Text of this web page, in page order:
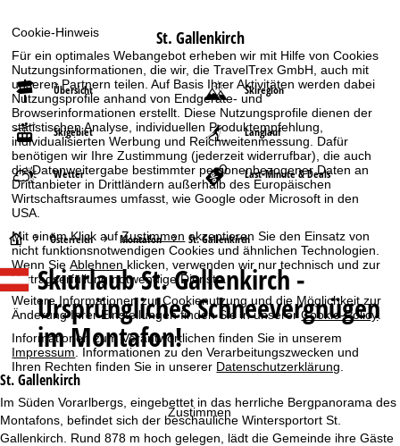
Cookie-Hinweis
Für ein optimales Webangebot erheben wir mit Hilfe von Cookies
Nutzungsinformationen, die wir, die TravelTrex GmbH, auch mit
unseren Partnern teilen. Auf Basis Ihrer Aktivitäten werden dabei
Nutzungsprofile anhand von Endgeräte- und
Browserinformationen erstellt. Diese Nutzungsprofile dienen der
statistischen Analyse, individuellen Produktempfehlung,
individualisierten Werbung und Reichweitenmessung. Dafür
benötigen wir Ihre Zustimmung (jederzeit widerrufbar), die auch
die Datenweitergabe bestimmter personenbezogener Daten an
Drittanbieter in Drittländern außerhalb des Europäischen
Wirtschaftsraumes umfasst, wie Google oder Microsoft in den
USA.
Mit einem Klick aufZustimmen akzeptieren Sie den Einsatz von
nicht funktionsnotwendigen Cookies und ähnlichen Technologien.
Wenn SieAblehnen klicken, verwenden wir nur technisch und zur
Vertragserfüllung notwendige Dienste.
Weitere Informationen zur Cookienutzung und die Möglichkeit zur
Änderung Ihrer Einstellungen finden Sie in unsererCookie-Policy.
Informationen zum Verantwortlichen finden Sie in unserem
Impressum. Informationen zu den Verarbeitungszwecken und
Ihren Rechten finden Sie in unserer Datenschutzerklärung.
Zustimmen
St. Gallenkirch
Übersicht Skiregion
Skigebiet Langlauf
Wetter Last-Minute & Deals
S
t
a
r
t
s
Österreich Montafon St. Gallenkirch
SkiurlaubSt. Gallenkirch -
Ursprüngliches Schneevergnügen
im Montafon!
St. Gallenkirch
Im Süden Vorarlbergs, eingebettet in das herrliche Bergpanorama des
Montafons, befindet sich der beschauliche Wintersportort St.
Gallenkirch. Rund 878 m hoch gelegen, lädt die Gemeinde ihre Gäste